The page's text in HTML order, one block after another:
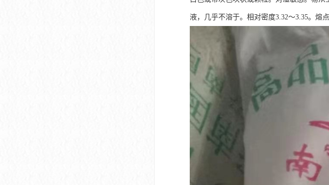
液，几乎不溶于。相对密度3.32～3.35。熔